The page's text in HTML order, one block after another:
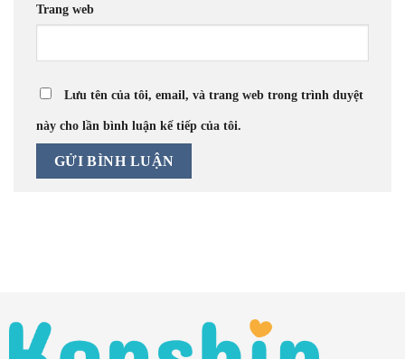
Trang web
Lưu tên của tôi, email, và trang web trong trình duyệt
này cho lần bình luận kế tiếp của tôi.